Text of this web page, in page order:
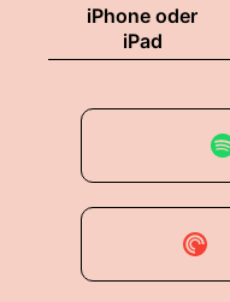
iPhone oder
iPad